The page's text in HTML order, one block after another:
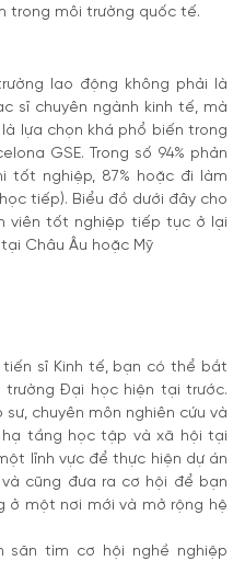
trong môi trường quốc tế.
lao động không phải là
sĩ chuyên ngành kinh tế, mà
lựa chọn khá phổ biến trong
GSE. Trong số 94% phản
tốt nghiệp, 87% hoặc đi làm
tiếp). Biểu đồ dưới đây cho
viên tốt nghiệp tiếp tục ở lại
Châu Âu hoặc Mỹ
sĩ Kinh tế, bạn có thể bắt
Đại học hiện tại trước.
chuyên môn nghiên cứu và
tầng học tập và xã hội tại
lĩnh vực để thực hiện dự án
cũng đưa ra cơ hội để bạn
ở một nơi mới và mở rộng hệ
săn tìm cơ hội nghề nghiệp